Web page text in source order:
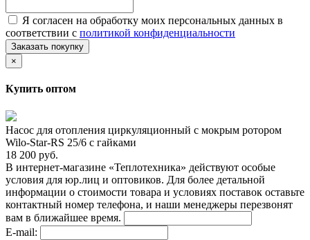
Я согласен на обработку моих персональных данных в
соответствии с политикой конфиденциальности
Заказать покупку
×
Купить оптом
Насос для отопления циркуляционный с мокрым ротором
Wilo-Star-RS 25/6 с гайками
18 200 руб.
В интернет-магазине «Теплотехника» действуют особые
условия для юр.лиц и оптовиков. Для более детальной
информации о стоимости товара и условиях поставок оставьте
контактный номер телефона, и наши менеджеры перезвонят
вам в ближайшее время.
E-mail: